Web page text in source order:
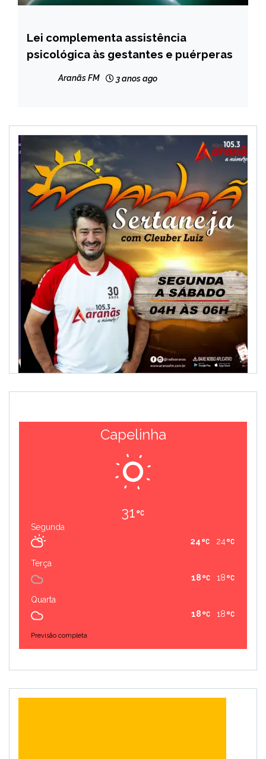
BRASIL
CAPELINHA
Lei complementa assistência
psicológica às gestantes e puérperas
Aranãs FM 3 anos ago
Capelinha
31
Segunda
24
24
Terça
18
18
Quarta
18
18
Previsão completa